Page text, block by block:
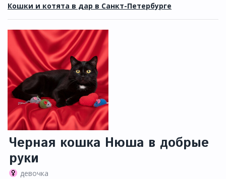
Кошки и котята в дар в Санкт-Петербурге
Черная кошка Нюша в добрые
руки
девочка